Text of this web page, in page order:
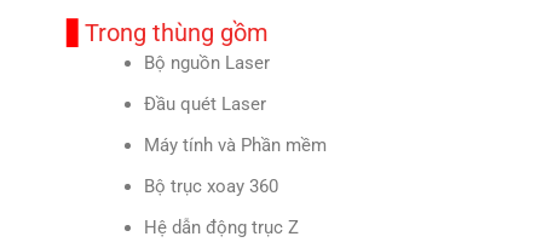
Trong thùng gồm
Bộ nguồn Laser
Đầu quét Laser
Máy tính và Phần mềm
Bộ trục xoay 360
Hệ dẫn động trục Z